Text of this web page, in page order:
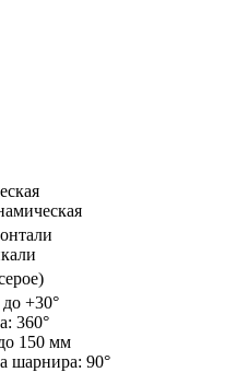
+30°
360°
150 мм
шарнира: 90°